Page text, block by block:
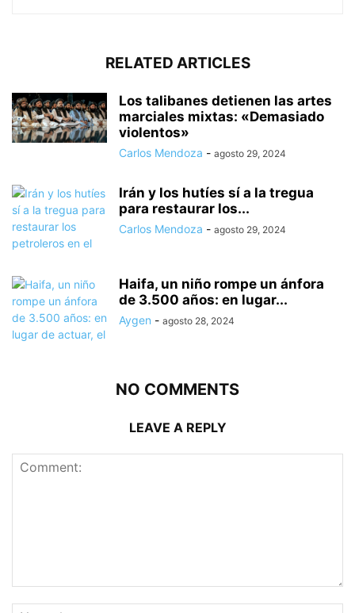
RELATED ARTICLES
Los talibanes detienen las artes
marciales mixtas: «Demasiado
violentos»
Carlos Mendoza - agosto 29, 2024
Irán y los hutíes sí a la tregua
para restaurar los...
Carlos Mendoza - agosto 29, 2024
Haifa, un niño rompe un ánfora
de 3.500 años: en lugar...
Aygen - agosto 28, 2024
NO COMMENTS
LEAVE A REPLY